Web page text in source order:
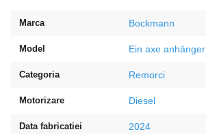
Marca Bockmann
Model Ein axe anhänger
Categoria Remorci
Motorizare Diesel
Data fabricatiei 2024